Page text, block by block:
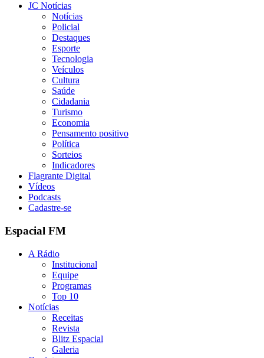
JC Notícias
Notícias
Policial
Destaques
Esporte
Tecnologia
Veículos
Cultura
Saúde
Cidadania
Turismo
Economia
Pensamento positivo
Política
Sorteios
Indicadores
Flagrante Digital
Vídeos
Podcasts
Cadastre-se
Espacial FM
A Rádio
Institucional
Equipe
Programas
Top 10
Notícias
Receitas
Revista
Blitz Espacial
Galeria